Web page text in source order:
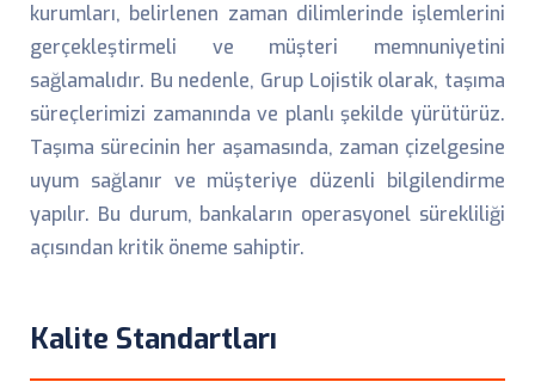
kurumları, belirlenen zaman dilimlerinde işlemlerini
gerçekleştirmeli ve müşteri memnuniyetini
sağlamalıdır. Bu nedenle, Grup Lojistik olarak, taşıma
süreçlerimizi zamanında ve planlı şekilde yürütürüz.
Taşıma sürecinin her aşamasında, zaman çizelgesine
uyum sağlanır ve müşteriye düzenli bilgilendirme
yapılır. Bu durum, bankaların operasyonel sürekliliği
açısından kritik öneme sahiptir.
Kalite Standartları